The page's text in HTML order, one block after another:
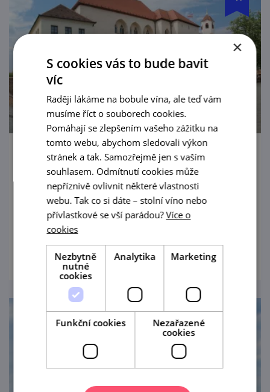
Hrad Špilberk
Jedna z dominant Brna, slavný žalář, letní
amfiteátr i skvělé místo na procházku s
výhledem na město – vítejte na Špilasu.
prohlédnout
×
S cookies vás to bude bavit
víc
Raději lákáme na bobule vína, ale teď vám
musíme říct o souborech cookies.
Pomáhají se zlepšením vašeho zážitku na
tomto webu, abychom sledovali výkon
stránek a tak. Samozřejmě jen s vaším
souhlasem. Odmítnutí cookies může
nepříznivě ovlivnit některé vlastnosti
webu. Tak co si dáte – stolní víno nebo
přívlastkové se vší parádou?Více o
cookies
Nezbytně
nutné
cookies
Analytika Marketing
Funkční cookies
Nezařazené
cookies